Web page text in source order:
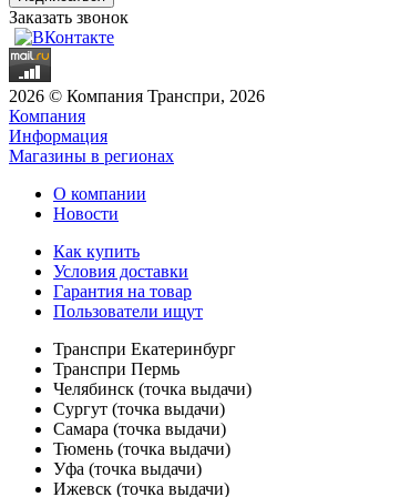
Заказать звонок
2026 © Компания Транспри, 2026
Компания
Информация
Магазины в регионах
О компании
Новости
Как купить
Условия доставки
Гарантия на товар
Пользователи ищут
Транспри Екатеринбург
Транспри Пермь
Челябинск (точка выдачи)
Сургут (точка выдачи)
Самара (точка выдачи)
Тюмень (точка выдачи)
Уфа (точка выдачи)
Ижевск (точка выдачи)